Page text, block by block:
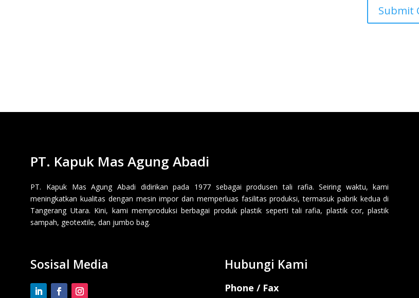
PT. Kapuk Mas Agung Abadi
PT. Kapuk Mas Agung Abadi didirikan pada 1977 sebagai produsen tali rafia. Seiring waktu, kami
meningkatkan kualitas dengan mesin impor dan memperluas fasilitas produksi, termasuk pabrik kedua di
Tangerang Utara. Kini, kami memproduksi berbagai produk plastik seperti tali rafia, plastik cor, plastik
sampah, geotextile, dan jumbo bag.
Sosisal Media Hubungi Kami
Phone / Fax